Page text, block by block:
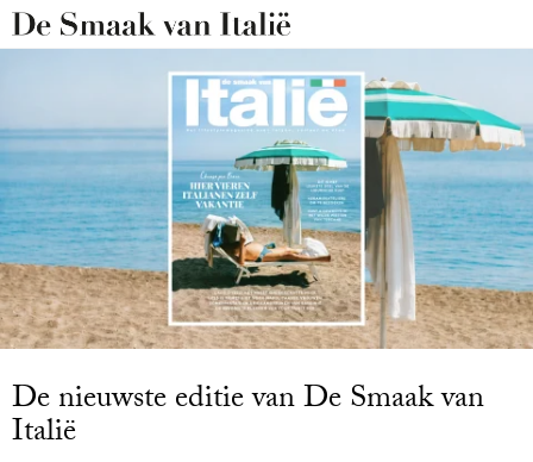
De nieuwste editie van De Smaak van
Italië